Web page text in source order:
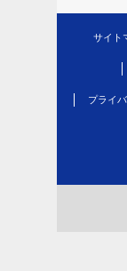
サイト
プライ